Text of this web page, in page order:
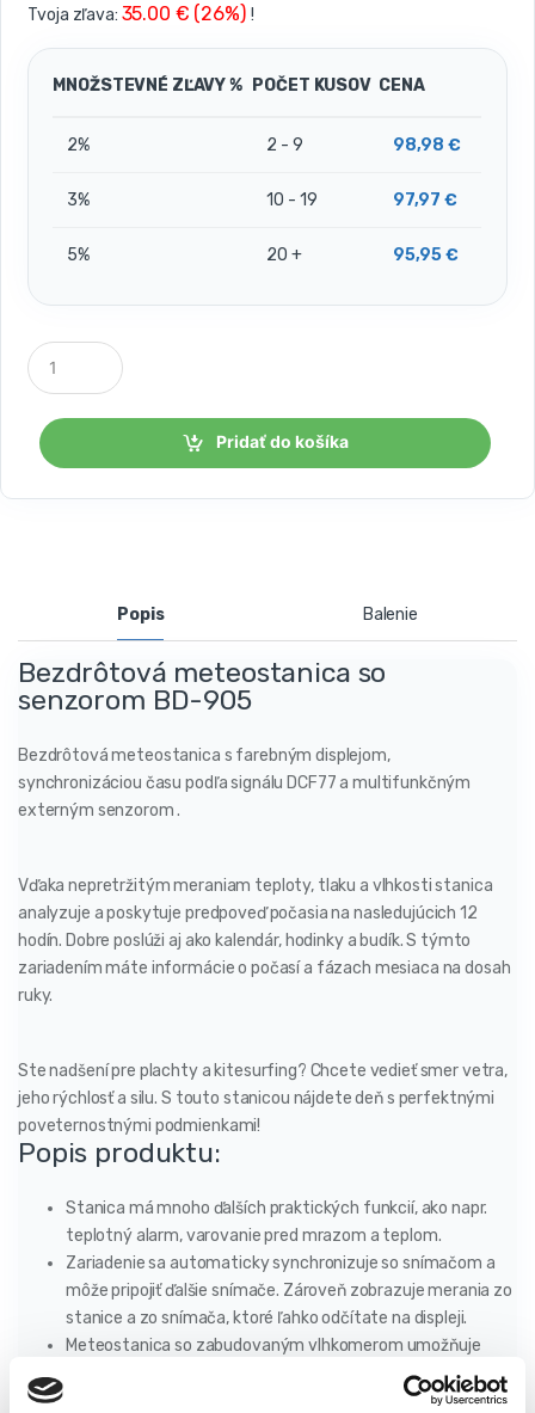
Tvoja zľava: 35.00 € (26%) !
MNOŽSTEVNÉ ZĽAVY % POČET KUSOV CENA
2% 2 - 9 98,98 €
3% 10 - 19 97,97 €
5% 20 + 95,95€
P
o
č
s
Pridať do košíka
Popis Balenie
Bezdrôtová meteostanica so
senzorom BD-905
Bezdrôtová meteostanica s farebným displejom,
synchronizáciou času podľa signálu DCF77 a multifunkčným
externým senzorom .
Vďaka nepretržitým meraniam teploty, tlaku a vlhkosti stanica
analyzuje a poskytuje predpoveď počasia na nasledujúcich 12
hodín. Dobre poslúži aj ako kalendár, hodinky a budík. S týmto
zariadením máte informácie o počasí a fázach mesiaca na dosah
ruky.
Ste nadšení pre plachty a kitesurfing? Chcete vedieť smer vetra,
jeho rýchlosť a silu. S touto stanicou nájdete deň s perfektnými
poveternostnými podmienkami!
Popis produktu:
Stanica má mnoho ďalších praktických funkcií, ako napr.
teplotný alarm, varovanie pred mrazom a teplom.
Zariadenie sa automaticky synchronizuje so snímačom a
môže pripojiť ďalšie snímače. Zároveň zobrazuje merania zo
stanice a zo snímača, ktoré ľahko odčítate na displeji.
Meteostanica so zabudovaným vlhkomerom umožňuje
kontrolovať a udržiavať vhodnú mikroklímu v miestnostiach.
Príliš suchý aj príliš vlhký vzduch môžu byť škodlivé pre naše